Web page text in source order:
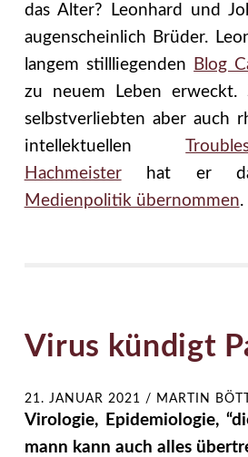
das Alter? Leonhard und
augenscheinlich Brüder.
langem stillliegenden
Blog
zu neuem Leben erweckt.
selbstverliebten aber auch
intellektuellen
Hachmeisterhat er
Medienpolitik übernommen.
Virus kündigt
21. JANUAR 2021 / MARTIN
Virologie, Epidemiologie,
mann kann auch alles